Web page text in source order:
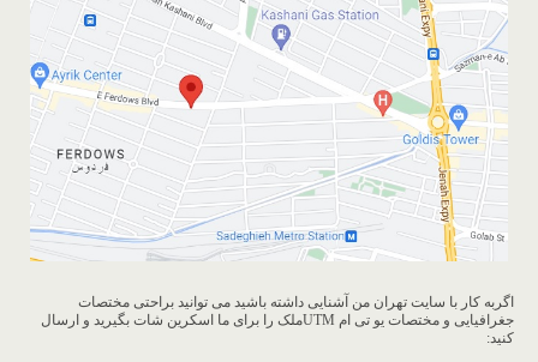
اگربه کار با سایت تهران من آشنایی داشته باشید می توانید براحتی مختصات
جغرافیایی و مختصات یو تی ام UTMملک را برای ما اسکرین شات بگیرید و ارسال
کنید: